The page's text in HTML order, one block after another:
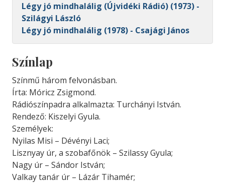
Légy jó mindhalálig (Újvidéki Rádió) (1973) -
Szilágyi László
Légy jó mindhalálig (1978) - Csajági János
Színlap
Színmű három felvonásban.
Írta: Móricz Zsigmond.
Rádiószínpadra alkalmazta: Turchányi István.
Rendező: Kiszelyi Gyula.
Személyek:
Nyilas Misi – Dévényi Laci;
Lisznyay úr, a szobafőnök – Szilassy Gyula;
Nagy úr – Sándor István;
Valkay tanár úr – Lázár Tihamér;